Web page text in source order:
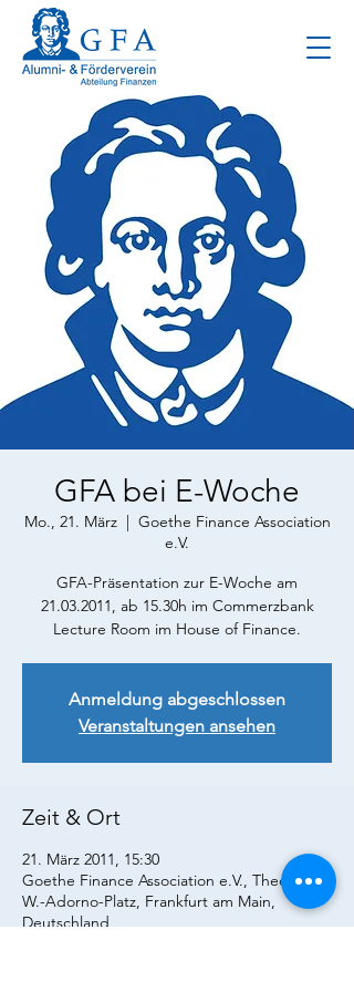
GFA bei E-Woche
Mo., 21. März
  |
Goethe Finance Association
e.V.
GFA-Präsentation zur E-Woche am
21.03.2011, ab 15.30h im Commerzbank
Lecture Room im House of Finance.
Anmeldung abgeschlossen
Veranstaltungen ansehen
Zeit & Ort
21. März 2011, 15:30
Goethe Finance Association e.V., Theodor-
W.-Adorno-Platz, Frankfurt am Main,
Deutschland